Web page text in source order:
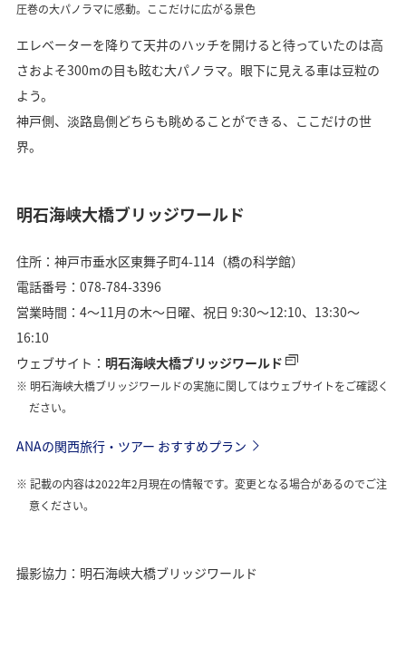
圧巻の大パノラマに感動。ここだけに広がる景色
エレベーターを降りて天井のハッチを開けると待っていたのは高
さおよそ300mの目も眩む大パノラマ。眼下に見える車は豆粒の
よう。
神戸側、淡路島側どちらも眺めることができる、ここだけの世
界。
明石海峡大橋ブリッジワールド
住所：神戸市垂水区東舞子町4-114（橋の科学館）
電話番号：078-784-3396
営業時間：4～11月の木～日曜、祝日 9:30～12:10、13:30～
16:10
ウェブサイト： 明石海峡大橋ブリッジワールド
明石海峡大橋ブリッジワールドの実施に関してはウェブサイトをご確認く
ださい。
ANAの関西旅行・ツアー おすすめプラン
記載の内容は2022年2月現在の情報です。変更となる場合があるのでご注
意ください。
撮影協力：明石海峡大橋ブリッジワールド